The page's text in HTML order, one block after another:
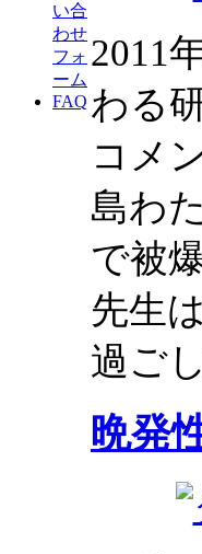
い合
わせ
フォ
ーム
FAQ
2011
わる
コメ
島わ
で被
先生
過ご
晩発